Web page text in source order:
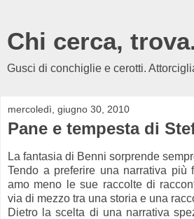
Chi cerca,
Gusci di conchiglie e cerotti.
mercoledì, giugno 30, 2010
Pane e tempesta di
La fantasia di Benni sorprende
Tendo a preferire una narrativa più
amo meno le sue raccolte di
via di mezzo tra una storia e una
Dietro la scelta di una narrativa